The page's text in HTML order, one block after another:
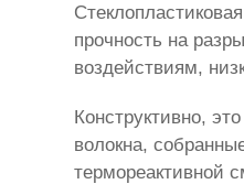
прочность на
воздействиям,
Конструктивно,
волокна,
термореактивной